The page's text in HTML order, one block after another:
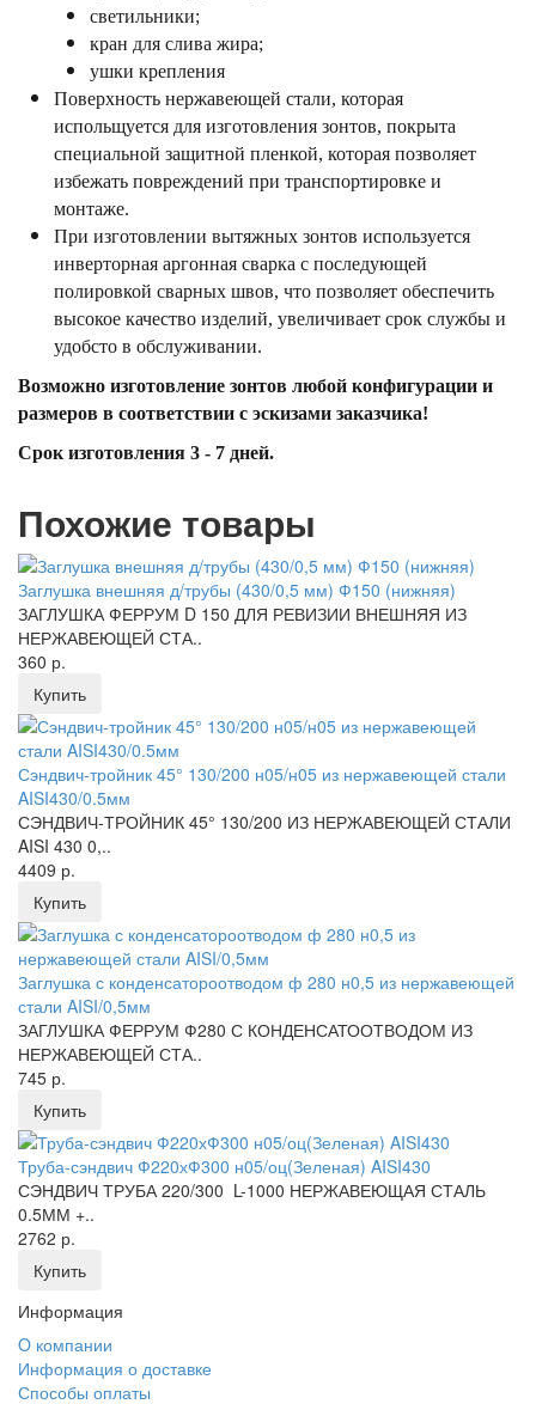
светильники;
кран для слива жира;
ушки крепления
Поверхность нержавеющей стали, которая
испольщуется для изготовления зонтов, покрыта
специальной защитной пленкой, которая позволяет
избежать повреждений при транспортировке и
монтаже.
При изготовлении вытяжных зонтов используется
инверторная аргонная сварка с последующей
полировкой сварных швов, что позволяет обеспечить
высокое качество изделий, увеличивает срок службы и
удобсто в обслуживании.
Возможно изготовление зонтов любой конфигурации и
размеров в соответствии с эскизами заказчика!
Срок изготовления 3 - 7 дней.
Похожие товары
Заглушка внешняя д/трубы (430/0,5 мм) Ф150 (нижняя)
ЗАГЛУШКА ФЕРРУМ D 150 ДЛЯ РЕВИЗИИ ВНЕШНЯЯ ИЗ
НЕРЖАВЕЮЩЕЙ СТА..
360 р.
Купить
Сэндвич-тройник 45° 130/200 н05/н05 из нержавеющей стали
AISI430/0.5мм
СЭНДВИЧ-ТРОЙНИК 45° 130/200 ИЗ НЕРЖАВЕЮЩЕЙ СТАЛИ
AISI 430 0,..
4409 р.
Купить
Заглушка с конденсатороотводом ф 280 н0,5 из нержавеющей
стали AISI/0,5мм
ЗАГЛУШКА ФЕРРУМ Ф280 С КОНДЕНСАТООТВОДОМ ИЗ
НЕРЖАВЕЮЩЕЙ СТА..
745 р.
Купить
Труба-сэндвич Ф220хФ300 н05/оц(Зеленая) AISI430
СЭНДВИЧ ТРУБА 220/300 L-1000 НЕРЖАВЕЮЩАЯ СТАЛЬ
0.5ММ +..
2762 р.
Купить
Информация
O компании
Информация о доставке
Способы оплаты